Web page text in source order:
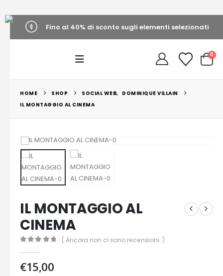
Fino al 40% di sconto sugli elementi selezionati
0
HOME SHOP SOCIAL WEB, DOMINIQUE VILLAIN
IL MONTAGGIO AL CINEMA
IL MONTAGGIO AL
CINEMA
( Ancora non ci sono recensioni. )
€15,00